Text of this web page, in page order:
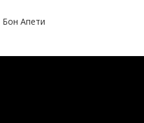
Бон Апети